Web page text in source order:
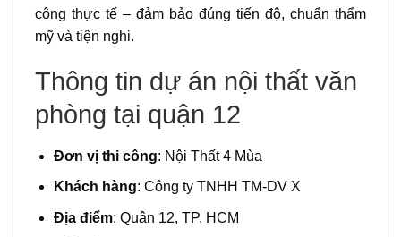
công thực tế – đảm bảo đúng tiến độ, chuẩn thẩm
mỹ và tiện nghi.
Thông tin dự án nội thất văn
phòng tại quận 12
Đơn vị thi công: Nội Thất 4 Mùa
Khách hàng: Công ty TNHH TM-DV X
Địa điểm: Quận 12, TP. HCM